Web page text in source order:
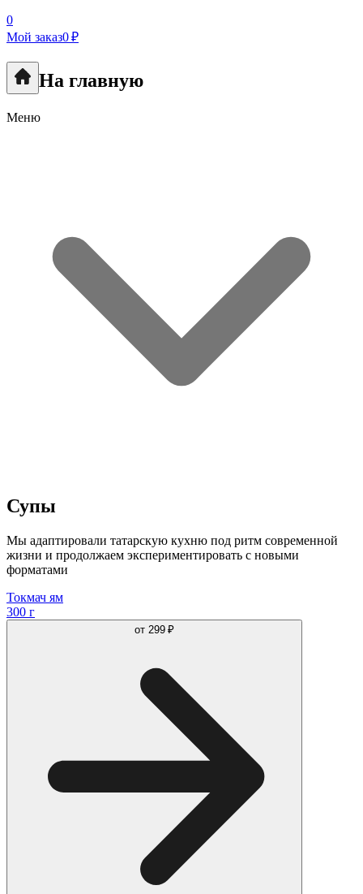
0
Мой заказ0 ₽
На главную
Меню
Супы
Мы адаптировали татарскую кухню под ритм современной
жизни и продолжаем экспериментировать с новыми
форматами
Токмач ям
300 г
от 299 ₽